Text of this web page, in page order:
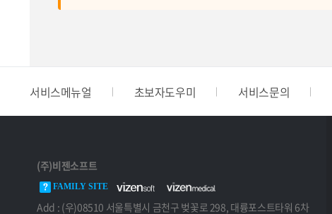
서비스메뉴얼 초보자도우미 서비스문의
(주)비젠소프트
FAMILY SITE
Add : (우)08510 서울특별시 금천구 벚꽃로 298, 대륭포스트타워 6차